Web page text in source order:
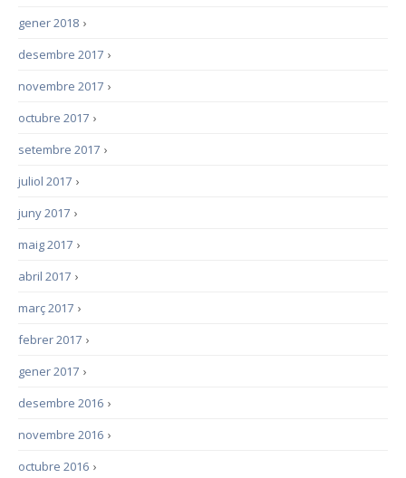
›
gener 2018
›
desembre 2017
›
novembre 2017
›
octubre 2017
›
setembre 2017
›
juliol 2017
›
juny 2017
›
maig 2017
›
abril 2017
›
març 2017
›
febrer 2017
›
gener 2017
›
desembre 2016
›
novembre 2016
›
octubre 2016